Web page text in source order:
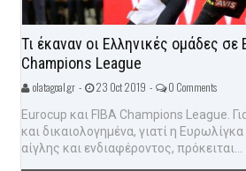
Τι έκαναν οι Ελληνικές ομάδες σε
Champions League
olatagoal.gr - 23 Oct 2019 - 0 Comments
Eurocup και FIBA Champions League.
και δικαιολογημένα, γιατί η
αίγλης και ενδιαφέροντος, πρόκειται...